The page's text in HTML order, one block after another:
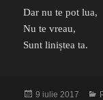
Dar nu te pot lua,
Nu te vreau,
Sunt liniștea ta.
Publicat
9 iulie 2017